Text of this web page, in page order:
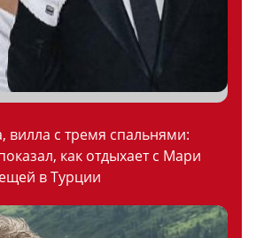
вилла с тремя спальнями:
как отдыхает с Мари
в Турции